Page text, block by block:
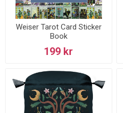
Weiser Tarot Card Sticker
Book
199 kr